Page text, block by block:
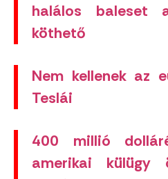
halálos baleset
köthető
Nem kellenek az
Teslái
400 millió
amerikai külügy